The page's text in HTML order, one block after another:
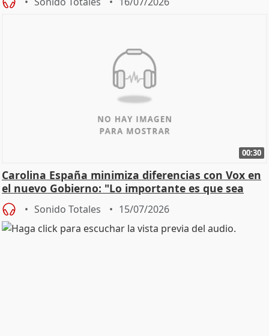
00:30
Carolina España minimiza diferencias con Vox en
el nuevo Gobierno: "Lo importante es que sea
una leg
Sonido Totales 15/07/2026